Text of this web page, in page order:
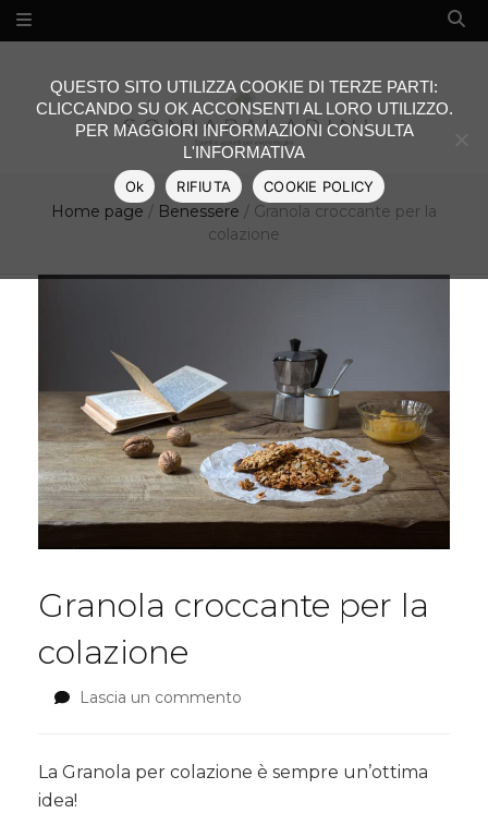
Home page / Benessere / Granola croccante per la
colazione
Granola croccante per la
colazione
Lascia un commento
per
La Granola per colazione è sempre un’ottima
idea!
QUESTO SITO UTILIZZA COOKIE DI TERZE PARTI:
CLICCANDO SU OK ACCONSENTI AL LORO UTILIZZO.
PER MAGGIORI INFORMAZIONI CONSULTA
L'INFORMATIVA
Ok RIFIUTA COOKIE POLICY